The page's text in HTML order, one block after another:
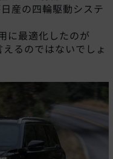
産の四輪駆動システ
に最適化したのが
るのではないでしょ